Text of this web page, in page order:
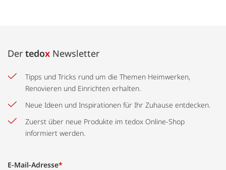
Der tedox Newsletter
Tipps und Tricks rund um die Themen Heimwerken,
Renovieren und Einrichten erhalten.
Neue Ideen und Inspirationen für Ihr Zuhause entdecken.
Zuerst über neue Produkte im tedox Online-Shop
informiert werden.
E-Mail-Adresse*